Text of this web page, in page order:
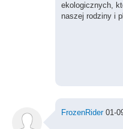
ekologicznych,
naszej rodziny i
FrozenRider01-